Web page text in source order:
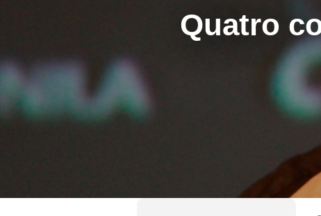
Quatro